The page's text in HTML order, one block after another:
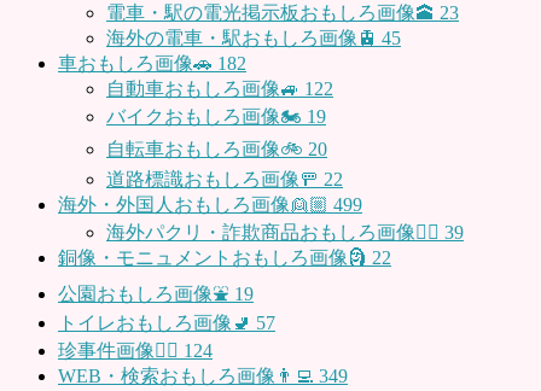
電車・駅の電光掲示板おもしろ画像🕋 23
海外の電車・駅おもしろ画像🚊 45
車おもしろ画像🚗 182
自動車おもしろ画像🚙 122
バイクおもしろ画像🏍 19
自転車おもしろ画像🚲 20
道路標識おもしろ画像🚥 22
海外・外国人おもしろ画像👱🏼 499
海外パクリ・詐欺商品おもしろ画像🙅‍♀️ 39
銅像・モニュメントおもしろ画像🗿 22
公園おもしろ画像⛲️ 19
トイレおもしろ画像🚽 57
珍事件画像👮‍♂️ 124
WEB・検索おもしろ画像👨‍💻 349